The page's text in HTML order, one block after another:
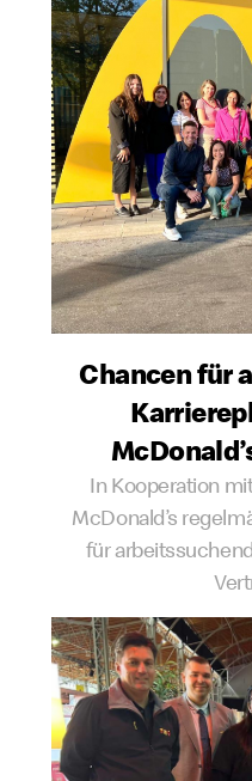
Chancen für
In Kooperation
McDonald’s
für